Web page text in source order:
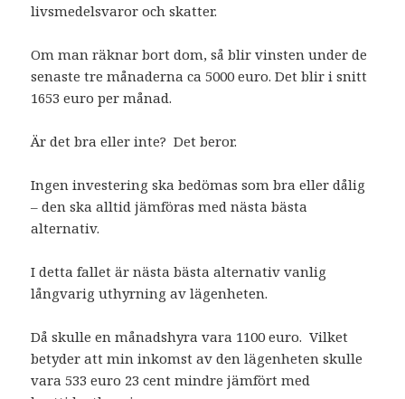
livsmedelsvaror och skatter.
Om man räknar bort dom, så blir vinsten under de
senaste tre månaderna ca 5000 euro. Det blir i snitt
1653 euro per månad.
Är det bra eller inte? Det beror.
Ingen investering ska bedömas som bra eller dålig
– den ska alltid jämföras med nästa bästa
alternativ.
I detta fallet är nästa bästa alternativ vanlig
långvarig uthyrning av lägenheten.
Då skulle en månadshyra vara 1100 euro. Vilket
betyder att min inkomst av den lägenheten skulle
vara 533 euro 23 cent mindre jämfört med